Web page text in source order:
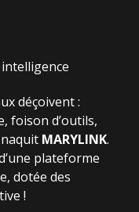
déçoivent :
foison d’outils,
MARYLINK.
plateforme
dotée des
!